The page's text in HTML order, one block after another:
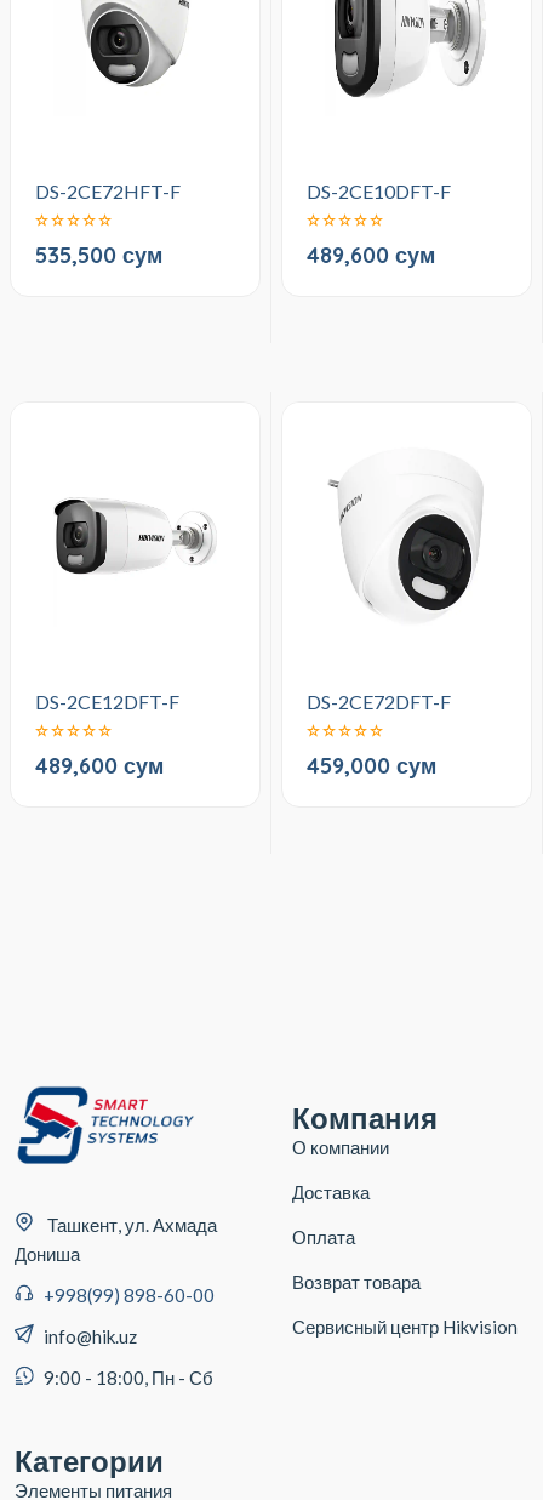
DS-2CE72HFT-F
535,500 сум
DS-2CE10DFT-F
489,600 сум
DS-2CE12DFT-F
489,600 сум
DS-2CE72DFT-F
459,000 сум
Ташкент, ул. Ахмада
Дониша
+998(99) 898-60-00
info@hik.uz
9:00 - 18:00, Пн - Сб
Компания
О компании
Доставка
Оплата
Возврат товара
Сервисный центр Hikvision
Категории
Элементы питания